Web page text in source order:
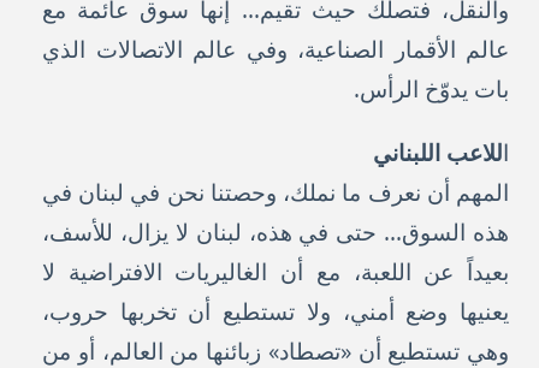
والنقل، فتصلك حيث تقيم... إنها سوق عائمة مع
عالم الأقمار الصناعية، وفي عالم الاتصالات الذي
بات يدوّخ الرأس.
اللاعب اللبناني
المهم أن نعرف ما نملك، وحصتنا نحن في لبنان في
هذه السوق... حتى في هذه، لبنان لا يزال، للأسف،
بعيداً عن اللعبة، مع أن الغاليريات الافتراضية لا
يعنيها وضع أمني، ولا تستطيع أن تخربها حروب،
وهي تستطيع أن «تصطاد» زبائنها من العالم، أو من